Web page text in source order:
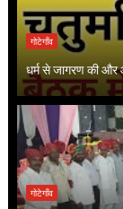
गोटेगाँव
धर्म से जागरण की और
गोटेगाँव